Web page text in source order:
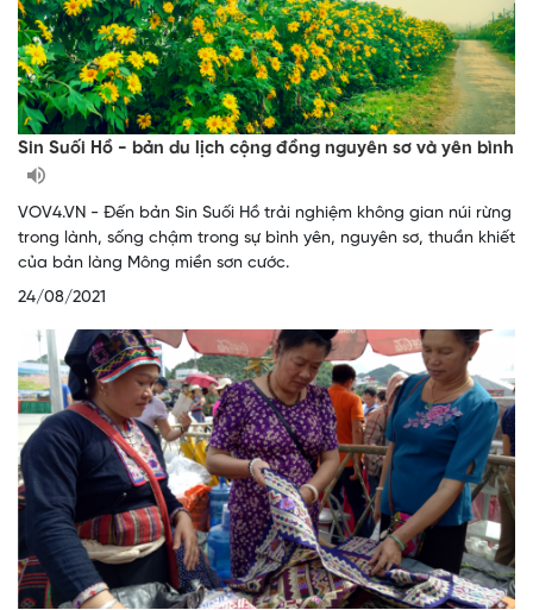
Sin Suối Hồ - bản du lịch cộng đồng nguyên sơ và yên bình
VOV4.VN - Đến bản Sin Suối Hồ trải nghiệm không gian núi rừng
trong lành, sống chậm trong sự bình yên, nguyên sơ, thuần khiết
của bản làng Mông miền sơn cước.
24/08/2021